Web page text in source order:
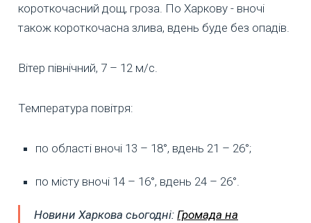
короткочасний дощ, гроза. По Харкову - вночі
також короткочасна злива, вдень буде без опадів.
Вітер північний, 7 – 12 м/с.
Температура повітря:
по області вночі 13 – 18°, вдень 21 – 26°;
по місту вночі 14 – 16°, вдень 24 – 26°.
Новини Харкова сьогодні: Громада на